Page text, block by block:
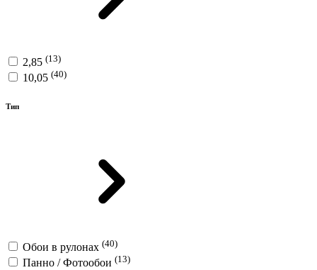
2,85 (13)
10,05 (40)
Тип
Обои в рулонах (40)
Панно / Фотообои (13)